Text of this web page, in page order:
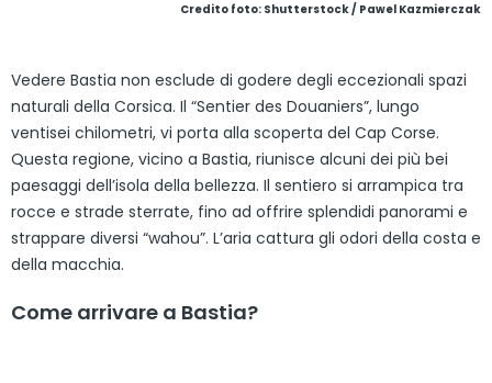
Credito foto: Shutterstock / Pawel Kazmierczak
Vedere Bastia non esclude di godere degli eccezionali spazi
naturali della Corsica. Il “Sentier des Douaniers”, lungo
ventisei chilometri, vi porta alla scoperta del Cap Corse.
Questa regione, vicino a Bastia, riunisce alcuni dei più bei
paesaggi dell’isola della bellezza. Il sentiero si arrampica tra
rocce e strade sterrate, fino ad offrire splendidi panorami e
strappare diversi “wahou”. L’aria cattura gli odori della costa e
della macchia.
Come arrivare a Bastia?